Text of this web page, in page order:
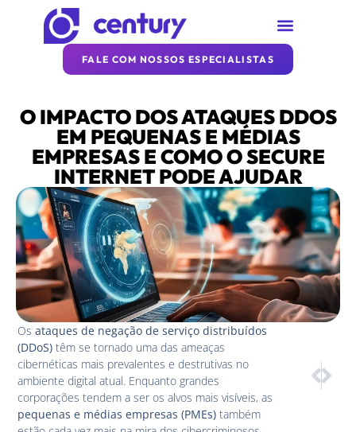
FALE COM NOSSOS ESPECIALISTAS
O IMPACTO DOS ATAQUES DDOS
EM PEQUENAS E MÉDIAS
EMPRESAS E COMO O SECURE
INTERNET PODE AJUDAR
Osataques de negação de serviço distribuídos
(DDoS) têm se tornado uma das ameaças
cibernéticas mais prevalentes e destrutivas no
ambiente digital atual. Enquanto grandes
corporações tendem a ser os alvos mais visíveis, as
pequenas e médias empresas (PMEs) também
Como
Custo-